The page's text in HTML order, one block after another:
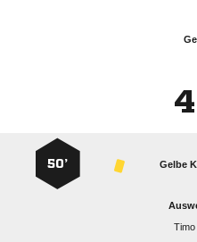
Gelbe
50’
